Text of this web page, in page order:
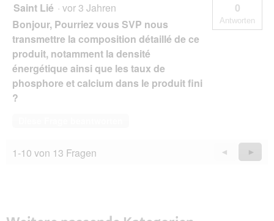
Saint Lié · vor 3 Jahren
Bonjour, Pourriez vous SVP nous
transmettre la composition détaillé de ce
produit, notamment la densité
énergétique ainsi que les taux de
phosphore et calcium dans le produit fini
?
0
Antworten
1-10 von 13 Fragen
Zurück
Questions
◄
Weiter
►